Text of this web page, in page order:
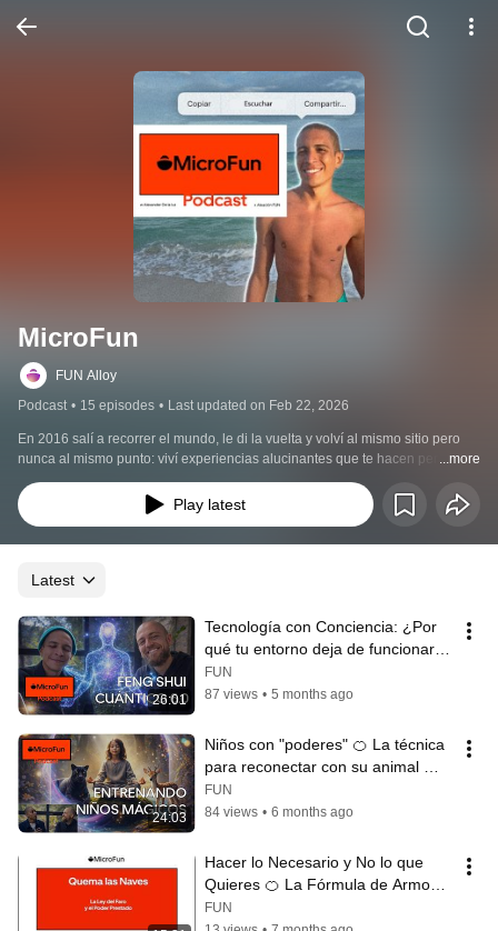
MicroFun
FUN Alloy
Podcast • 15 episodes • Last updated on Feb 22, 2026
En 2016 salí a recorrer el mundo, le di la vuelta y volví al mismo sitio pero
nunca al mismo punto: viví experiencias alucinantes que te hacen percibir la
realidad desde otra consciencia y vine aquí a compartirte algo de eso.
...more
Play latest
Latest
26:01
Tecnología con Conciencia: ¿Por
qué tu entorno deja de funcionar
cuando tú no estás en armonía?
FUN
87 views • 5 months ago
24:03
Niños con "poderes" 🍊 La técnica
para reconectar con su animal
guardián y sanar desde adentro
FUN
84 views • 6 months ago
Hacer lo Necesario y No lo que
Quieres 🍊 La Fórmula de Armonía
para 10 Roles a la Vez
FUN